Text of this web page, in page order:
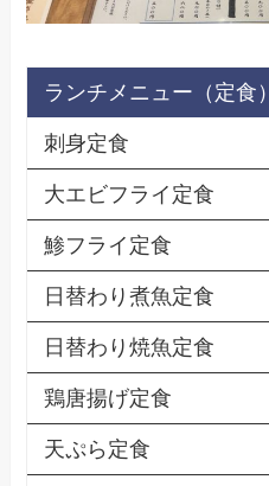
ランチメニュー（定食）
刺身定食
大エビフライ定食
鯵フライ定食
日替わり煮魚定食
日替わり焼魚定食
鶏唐揚げ定食
天ぷら定食